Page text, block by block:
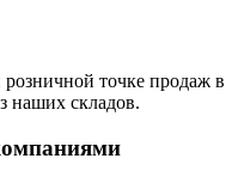
точке продаж в
наших складов.